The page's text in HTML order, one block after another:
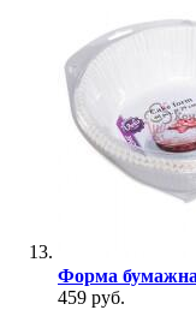
Форма
459 руб.